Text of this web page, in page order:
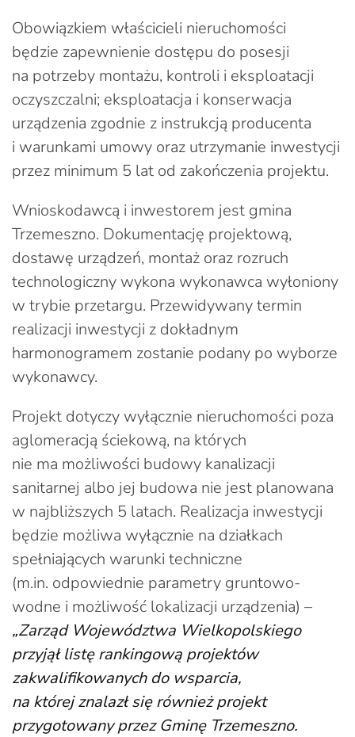
Obowiązkiem właścicieli nieruchomości
będzie zapewnienie dostępu do posesji
na potrzeby montażu, kontroli i eksploatacji
oczyszczalni; eksploatacja i konserwacja
urządzenia zgodnie z instrukcją producenta
i warunkami umowy oraz utrzymanie inwestycji
przez minimum 5 lat od zakończenia projektu.
Wnioskodawcą i inwestorem jest gmina
Trzemeszno. Dokumentację projektową,
dostawę urządzeń, montaż oraz rozruch
technologiczny wykona wykonawca wyłoniony
w trybie przetargu. Przewidywany termin
realizacji inwestycji z dokładnym
harmonogramem zostanie podany po wyborze
wykonawcy.
Projekt dotyczy wyłącznie nieruchomości poza
aglomeracją ściekową, na których
nie ma możliwości budowy kanalizacji
sanitarnej albo jej budowa nie jest planowana
w najbliższych 5 latach. Realizacja inwestycji
będzie możliwa wyłącznie na działkach
spełniających warunki techniczne
(m.in. odpowiednie parametry gruntowo-
wodne i możliwość lokalizacji urządzenia) –
„Zarząd Województwa Wielkopolskiego
przyjął listę rankingową projektów
zakwalifikowanych do wsparcia,
na której znalazł się również projekt
przygotowany przez Gminę Trzemeszno.